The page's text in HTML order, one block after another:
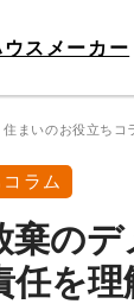
スメーカー
住まいのお役立ちコ
ラム
棄の
任を理